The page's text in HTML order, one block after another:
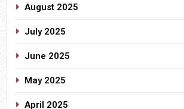
August 2025
July 2025
June 2025
May 2025
April 2025